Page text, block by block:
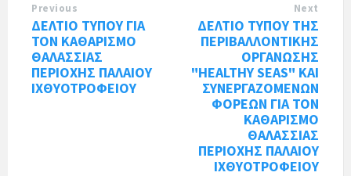
Previous
ΔΕΛΤΙΟ ΤΥΠΟΥ ΓΙΑ
ΤΟΝ ΚΑΘΑΡΙΣΜΟ
ΘΑΛΑΣΣΙΑΣ
ΠΕΡΙΟΧΗΣ ΠΑΛΑΙΟΥ
ΙΧΘΥΟΤΡΟΦΕΙΟΥ
Next
ΔΕΛΤΙΟ ΤΥΠΟΥ ΤΗΣ
ΠΕΡΙΒΑΛΛΟΝΤΙΚΗΣ
ΟΡΓΑΝΩΣΗΣ
"HEALTHY SEAS" ΚΑΙ
ΣΥΝΕΡΓΑΖΟΜΕΝΩΝ
ΦΟΡΕΩΝ ΓΙΑ ΤΟΝ
ΚΑΘΑΡΙΣΜΟ
ΘΑΛΑΣΣΙΑΣ
ΠΕΡΙΟΧΗΣ ΠΑΛΑΙΟΥ
ΙΧΘΥΟΤΡΟΦΕΙΟΥ